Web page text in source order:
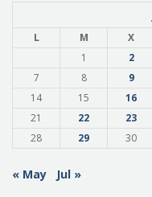
L M X
1
2
7
8 9
14
15 16
21
22 23
28
29 30
« May Jul »